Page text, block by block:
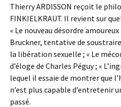
Thierry ARDISSON reçoit le
FINKIELKRAUT. Il revient sur
« Le nouveau désordre
Bruckner, tentative de
la libération sexuelle ; « Le
d’éloge de Charles Péguy ; «
lequel il essaie de montrer que
n’est plus capable d’entretenir
passé.